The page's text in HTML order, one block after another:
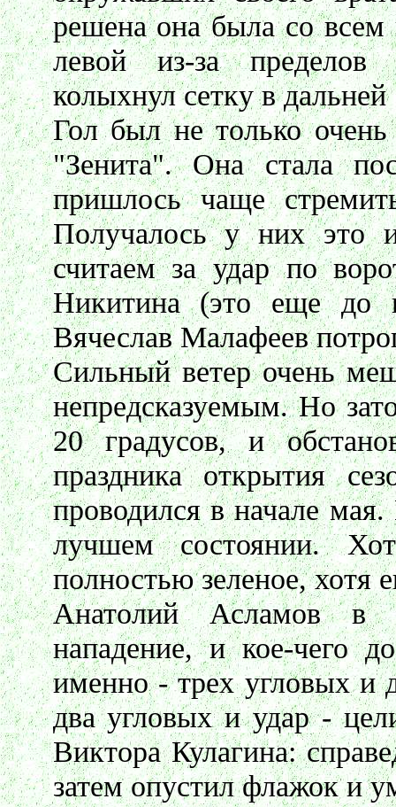
решена она была со
левой из-за
колыхнул сетку в дальней
Гол был не только
"Зенита". Она стала
пришлось чаще
Получалось у них это
считаем за удар по
Никитина (это еще до
Вячеслав Малафеев
Сильный ветер очень
непредсказуемым. Но
20 градусов, и
праздника открытия
проводился в начале
лучшем состоянии.
полностью зеленое, хотя
Анатолий Асламов в
нападение, и кое-чего
именно - трех угловых и
два угловых и удар -
Виктора Кулагина:
затем опустил флажок и